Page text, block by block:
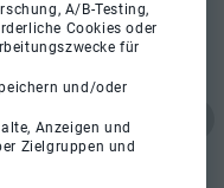
A/B-Testing,
Cookies oder
für
und/oder
Anzeigen und
Zielgruppen und